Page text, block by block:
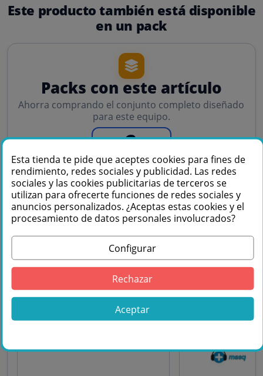
Este producto también está disponible
en un pack
Packs con este artículo
Ahorra comprando el conjunto completo diseñado
para este equipo.
2
PACKS DISPONIBLES
PACK PACK
Esta tienda te pide que aceptes cookies para fines de
rendimiento, redes sociales y publicidad. Las redes
sociales y las cookies publicitarias de terceros se
utilizan para ofrecerte funciones de redes sociales y
anuncios personalizados. ¿Aceptas estas cookies y el
procesamiento de datos personales involucrados?
Configurar
Rechazar
Aceptar